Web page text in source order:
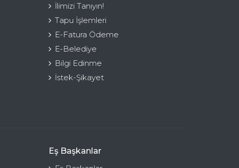
İlimizi Tanıyın!
Tapu İşlemleri
E-Fatura Ödeme
E-Belediye
Bilgi Edinme
İstek-Şikayet
Eş Başkanlar